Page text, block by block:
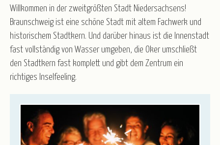
Weihnachten
R.U.F Reisebüro
Service
Taxi-Service/Zustiege
Versicherung
Gruppenrabatt
Luftfahrt - Schwarze Liste
Anmeldeformular für Reisebüros
Willkommen in der zweitgrößten Stadt Niedersachsens!
Braunschweig ist eine schöne Stadt mit altem Fachwerk und
historischem Stadtkern. Und darüber hinaus ist die Innenstadt
fast vollständig von Wasser umgeben, die Oker umschließt
den Stadtkern fast komplett und gibt dem Zentrum ein
richtiges Inselfeeling.